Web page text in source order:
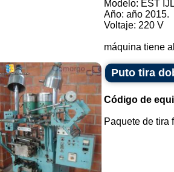
Modelo: EST
Año: año 2015.
Voltaje: 220 V
máquina tiene
Puto tira
Código de
Paquete de tira